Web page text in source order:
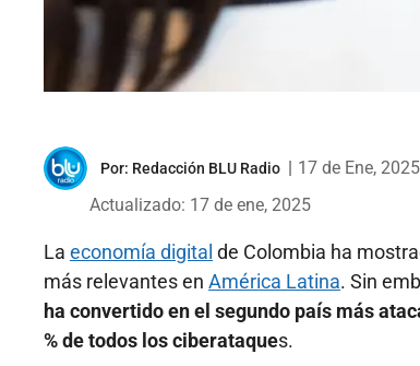
Por: Redacción BLU Radio
17 de Ene, 2025
Actualizado: 17 de ene, 2025
La economía digital de Colombia ha
más relevantes en América Latina. Sin
ha convertido en el segundo país más
% de todos los ciberataques.